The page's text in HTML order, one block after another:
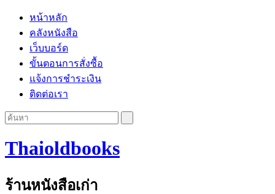
หน้าหลัก
คลังหนังสือ
เว็บบอร์ด
ขั้นตอนการสั่งซื้อ
แจ้งการชำระเงิน
ติดต่อเรา
Thaioldbooks
ร้านหนังสือเก่า